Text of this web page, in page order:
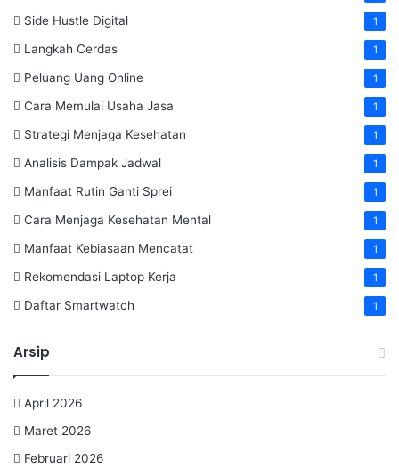
Side Hustle Digital 1
Langkah Cerdas 1
Peluang Uang Online 1
Cara Memulai Usaha Jasa 1
Strategi Menjaga Kesehatan 1
Analisis Dampak Jadwal 1
Manfaat Rutin Ganti Sprei 1
Cara Menjaga Kesehatan Mental 1
Manfaat Kebiasaan Mencatat 1
Rekomendasi Laptop Kerja 1
Daftar Smartwatch 1
Arsip
April 2026
Maret 2026
Februari 2026